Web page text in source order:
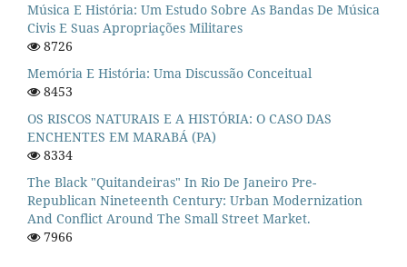
Música E História: Um Estudo Sobre As Bandas De Música
Civis E Suas Apropriações Militares
8726
Memória E História: Uma Discussão Conceitual
8453
OS RISCOS NATURAIS E A HISTÓRIA: O CASO DAS
ENCHENTES EM MARABÁ (PA)
8334
The Black "quitandeiras" In Rio De Janeiro Pre-
Republican Nineteenth Century: Urban Modernization
And Conflict Around The Small Street Market.
7966